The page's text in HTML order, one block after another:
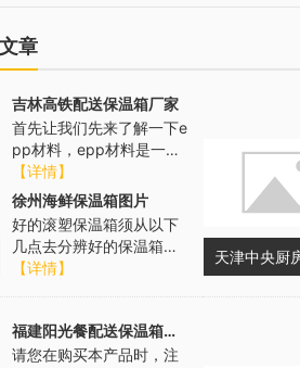
章
吉林高铁配送保温箱厂家
首先让我们先来了解一下e
pp材料，epp材料是一种
相对较新的现代材料，大
多数用于各种包装盒、冷
链包装...
【详情】
徐州海鲜保温箱图片
好的滚塑保温箱须从以下
几点去分辨好的保温箱一
般采用食品级的环保LLDP
【详情】
福建阳光餐配送保温箱厂家
请您在购买本产品时，注